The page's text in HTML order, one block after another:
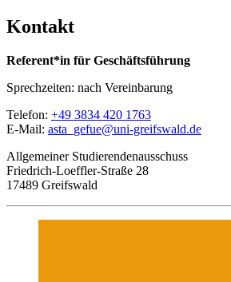
Kontakt
Referent*in für Geschäftsführung
Sprechzeiten: nach Vereinbarung
Telefon: +49 3834 420 1763
E-Mail: asta_gefue@uni-greifswald.de
Allgemeiner Studierendenausschuss
Friedrich-Loeffler-Straße 28
17489 Greifswald